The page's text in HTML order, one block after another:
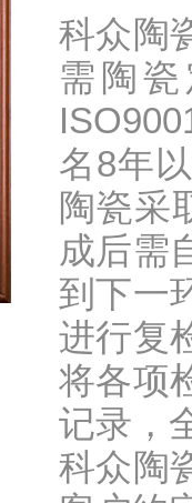
科众陶
需陶
名8年
陶瓷采
成后需
到下一
进行复
将各项
记录，
科众陶